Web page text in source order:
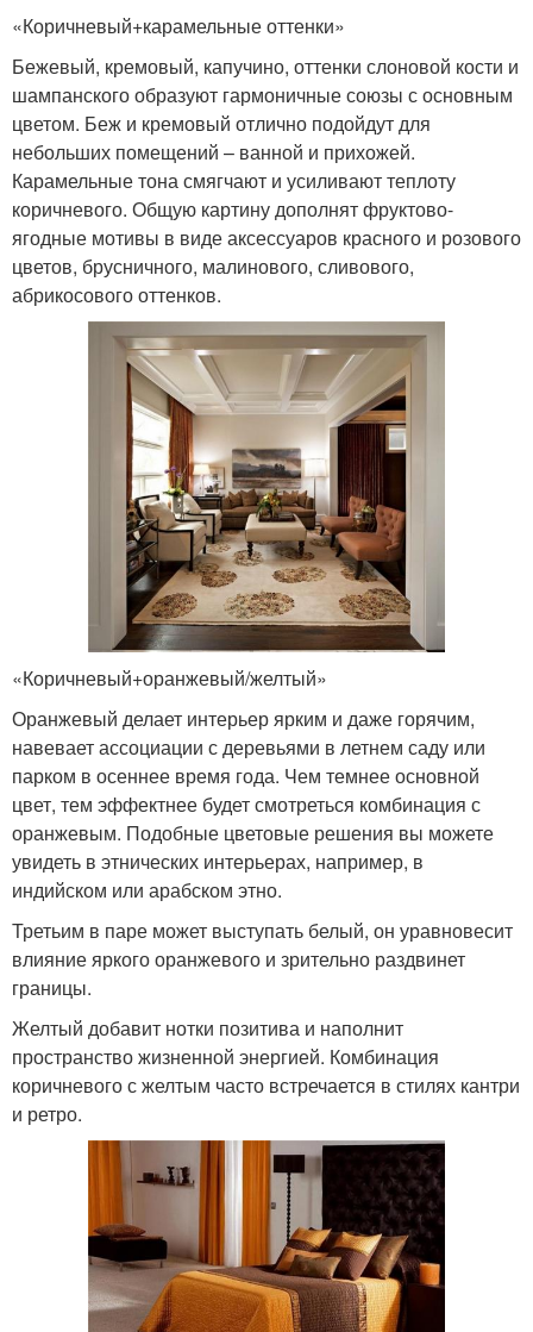
«Коричневый+карамельные оттенки»
Бежевый, кремовый, капучино, оттенки слоновой кости и
шампанского образуют гармоничные союзы с основным
цветом. Беж и кремовый отлично подойдут для
небольших помещений – ванной и прихожей.
Карамельные тона смягчают и усиливают теплоту
коричневого. Общую картину дополнят фруктово-
ягодные мотивы в виде аксессуаров красного и розового
цветов, брусничного, малинового, сливового,
абрикосового оттенков.
«Коричневый+оранжевый/желтый»
Оранжевый делает интерьер ярким и даже горячим,
навевает ассоциации с деревьями в летнем саду или
парком в осеннее время года. Чем темнее основной
цвет, тем эффектнее будет смотреться комбинация с
оранжевым. Подобные цветовые решения вы можете
увидеть в этнических интерьерах, например, в
индийском или арабском этно.
Третьим в паре может выступать белый, он уравновесит
влияние яркого оранжевого и зрительно раздвинет
границы.
Желтый добавит нотки позитива и наполнит
пространство жизненной энергией. Комбинация
коричневого с желтым часто встречается в стилях кантри
и ретро.